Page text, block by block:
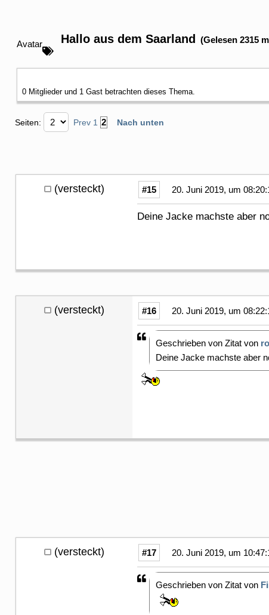
Avatar Hallo aus dem Saarland (Gelesen 2315
0 Mitglieder und 1 Gast betrachten dieses Thema.
Seiten: Prev 1 2 Nach unten
(versteckt) #15 20. Juni 2019, um
Deine Jacke machste aber
(versteckt) #16 20. Juni 2019, um
Geschrieben von Zitat von
Deine Jacke machste aber
(versteckt) #17 20. Juni 2019, um
Geschrieben von Zitat von